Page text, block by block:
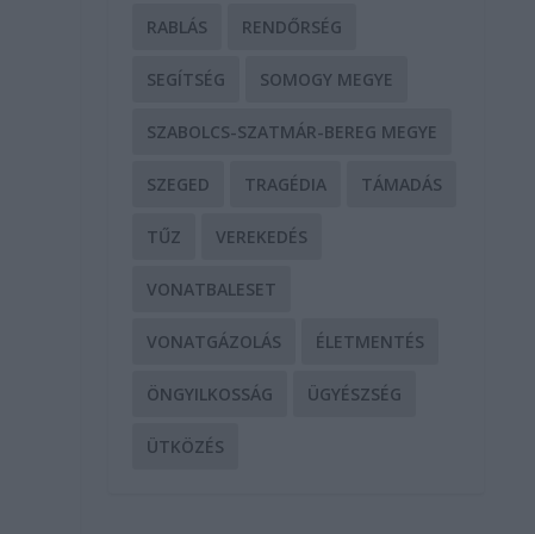
RABLÁS RENDŐRSÉG
SEGÍTSÉG SOMOGY MEGYE
SZABOLCS-SZATMÁR-BEREG MEGYE
SZEGED TRAGÉDIA TÁMADÁS
TŰZ VEREKEDÉS
VONATBALESET
VONATGÁZOLÁS ÉLETMENTÉS
ÖNGYILKOSSÁG ÜGYÉSZSÉG
ÜTKÖZÉS